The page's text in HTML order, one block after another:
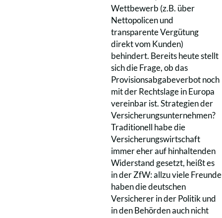
Wettbewerb (z.B. über
Nettopolicen und
transparente Vergütung
direkt vom Kunden)
behindert. Bereits heute stellt
sich die Frage, ob das
Provisionsabgabeverbot noch
mit der Rechtslage in Europa
vereinbar ist. Strategien der
Versicherungsunternehmen?
Traditionell habe die
Versicherungswirtschaft
immer eher auf hinhaltenden
Widerstand gesetzt, heißt es
in der ZfW: allzu viele Freunde
haben die deutschen
Versicherer in der Politik und
in den Behörden auch nicht